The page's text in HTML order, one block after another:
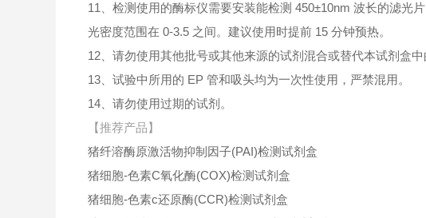
11、检测使用的酶标仪需要安装能检测 450±10nm 波长的滤光片
光密度范围在 0-3.5 之间。建议使用时提前 15 分钟预热。
12、请勿使用其他批号或其他来源的试剂混合或替代本试剂盒中
13、试验中所用的 EP 管和吸头均为一次性使用，严禁混用。
14、请勿使用过期的试剂。
【推荐产品】
猪纤溶酶原激活物抑制因子(PAI)检测试剂盒
猪细胞-色素C氧化酶(COX)检测试剂盒
猪细胞-色素c还原酶(CCR)检测试剂盒